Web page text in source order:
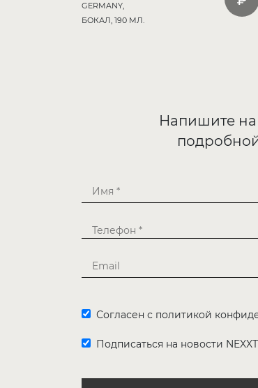
GERMANY,
БОКАЛ, 190 МЛ.
Напишите
Согласен с политикой
Подписаться на новости NEXXT